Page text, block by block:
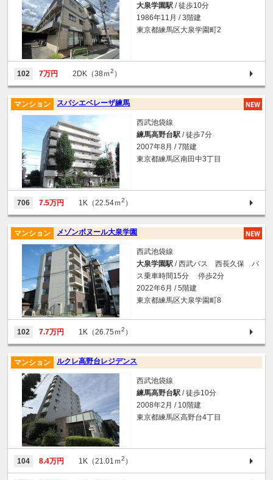
大泉学園駅 / 徒歩10分
1986年11月 / 3階建
東京都練馬区大泉学園町2
102 7万円 2DK（38ｍ2 ）
スパシエベレーザ練馬
マンション
西武池袋線
練馬高野台駅 / 徒歩7分
2007年8月 / 7階建
東京都練馬区南田中3丁目
706 7.5万円 1K（22.54ｍ2 ）
メゾンボヌール大泉学園
マンション
西武池袋線
大泉学園駅 / 西武バス 西長久保 バ
ス乗車時間15分 停歩2分
2022年6月 / 5階建
東京都練馬区大泉学園町8
102 7.7万円 1K（26.75ｍ2 ）
ルクレ高野台レジデンス
マンション
西武池袋線
練馬高野台駅 / 徒歩10分
2008年2月 / 10階建
東京都練馬区高野台4丁目
104 8.4万円 1K（21.01ｍ2 ）